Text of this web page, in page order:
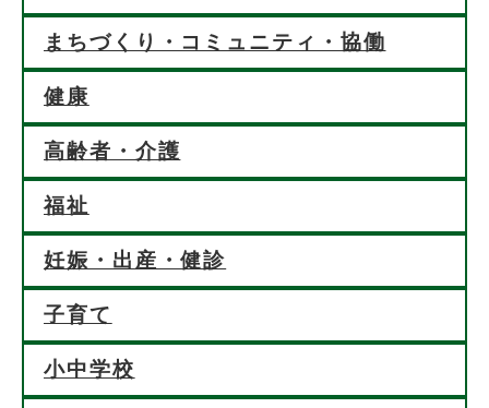
まちづくり・コミュニティ・協働
健康
高齢者・介護
福祉
妊娠・出産・健診
子育て
小中学校